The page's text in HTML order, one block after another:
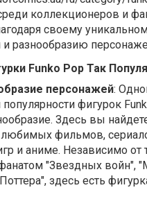
коллекционеров и
своему
и разнообразию
Funko Pop Так
персонажей:
популярности фигурок
Здесь вы
фильмов,
и аниме. Независимо от
"Звездных войн",
здесь есть